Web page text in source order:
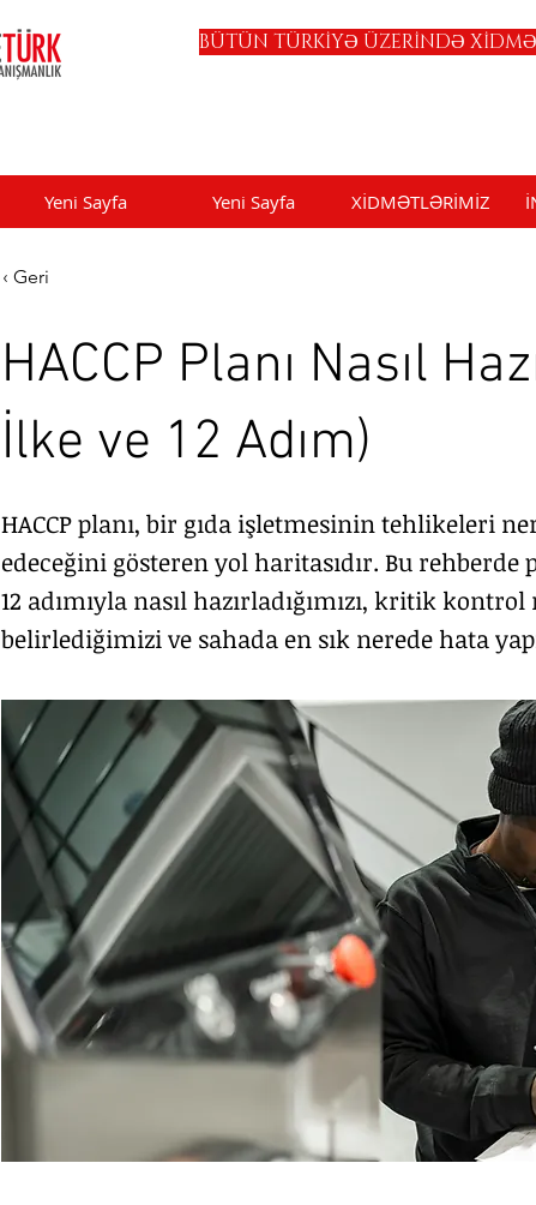
BÜTÜN TÜRKİYƏ ÜZERİNDƏ
Yeni Sayfa Yeni Sayfa XİDMƏTLƏRİMİZ
‹ Geri
HACCP Planı Nasıl
İlke ve 12 Adım)
HACCP planı, bir gıda işletmesinin tehlikeleri
edeceğini gösteren yol haritasıdır. Bu rehberde
12 adımıyla nasıl hazırladığımızı, kritik kontrol
belirlediğimizi ve sahada en sık nerede hata